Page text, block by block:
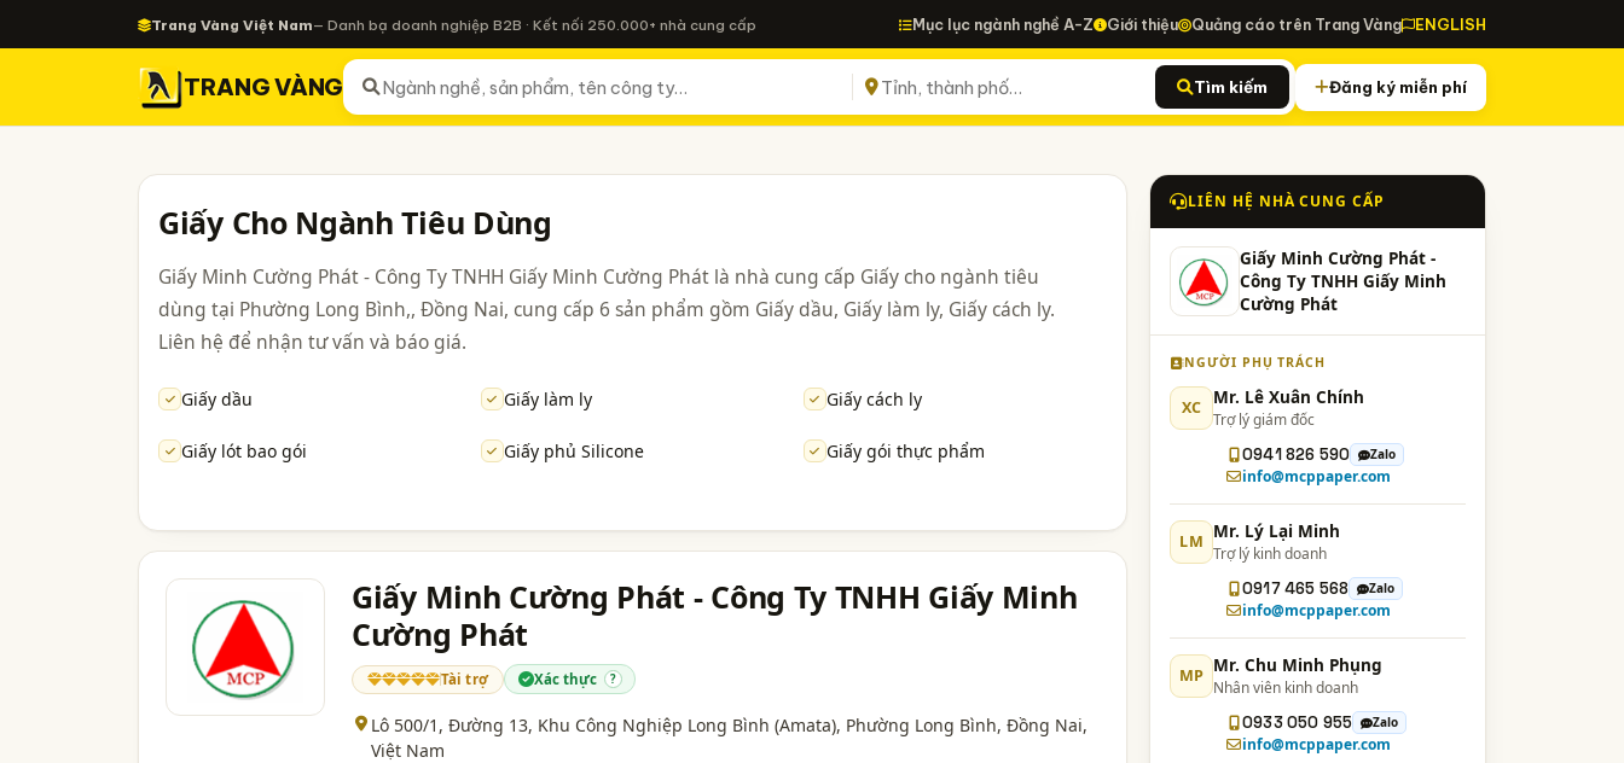
Trang Vàng Việt Nam— Danh bạ doanh nghiệp B2B · Kết nối 250.000+ nhà cung cấp Mục lục ngành nghề A-Z Giới thiệu Quảng cáo trên Trang Vàng ENGLISH
TRANG VÀNG Tìm kiếm Đăng ký miễn phí
Giấy Cho Ngành Tiêu Dùng
Giấy Minh Cường Phát - Công Ty TNHH Giấy Minh Cường Phát là nhà cung cấp Giấy cho ngành tiêu
dùng tại Phường Long Bình,, Đồng Nai, cung cấp 6 sản phẩm gồm Giấy dầu, Giấy làm ly, Giấy cách ly.
Liên hệ để nhận tư vấn và báo giá.
Giấy dầu Giấy làm ly Giấy cách ly
Giấy lót bao gói Giấy phủ Silicone Giấy gói thực phẩm
Giấy Minh Cường Phát - Công Ty TNHH Giấy Minh
Cường Phát
Tài trợ Xác thực ?
Lô 500/1, Đường 13, Khu Công Nghiệp Long Bình (Amata), Phường Long Bình, Đồng Nai,
Việt Nam
LIÊN HỆ NHÀ CUNG CẤP
Giấy Minh Cường Phát -
Công Ty TNHH Giấy Minh
Cường Phát
NGƯỜI PHỤ TRÁCH
XC Mr. Lê Xuân Chính
Trợ lý giám đốc
0941 826 590
Zalo
info@mcppaper.com
LM Mr. Lý Lại Minh
Trợ lý kinh doanh
0917 465 568
Zalo
info@mcppaper.com
MP Mr. Chu Minh Phụng
Nhân viên kinh doanh
0933 050 955
Zalo
info@mcppaper.com